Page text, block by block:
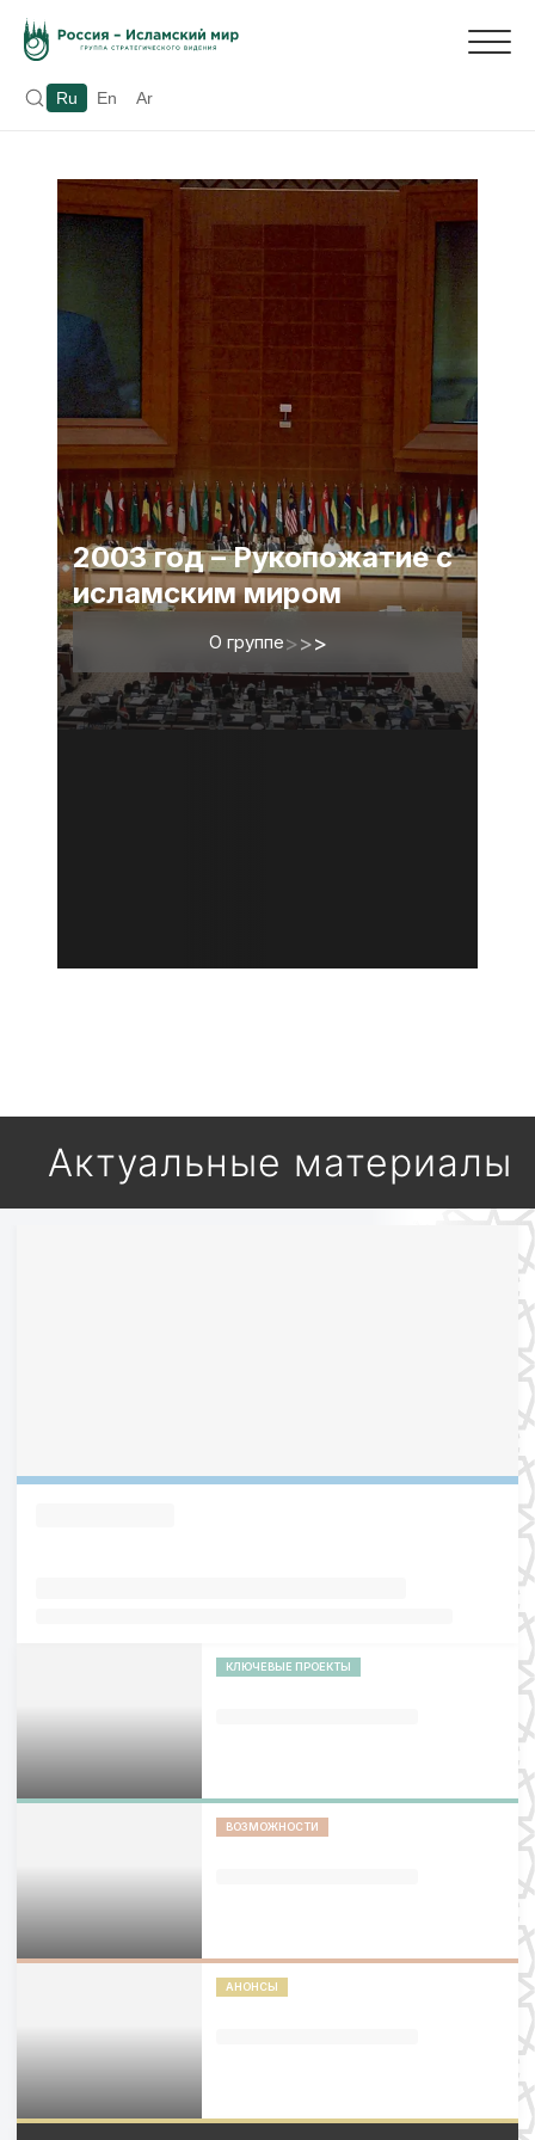
Ru En Ar
2003 год – Рукопожатие с
исламским миром
О группе>>>
Актуальные материалы
КЛЮЧЕВЫЕ ПРОЕКТЫ
ВОЗМОЖНОСТИ
АНОНСЫ